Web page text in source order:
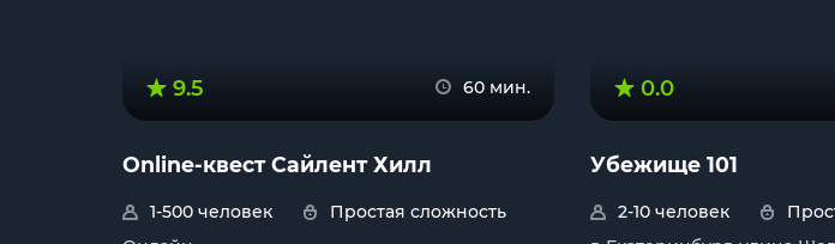
9.5 60 мин.
Online-квест Сайлент Хилл
1-500 человек
Простая сложность
0.0
Убежище 101
2-10 человек